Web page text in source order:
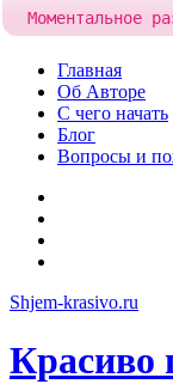
Skip
content
Главная
Об Авторе
С чего начать
Блог
Вопросы и
Shjem-krasivo.ru
Красиво
Моментальное